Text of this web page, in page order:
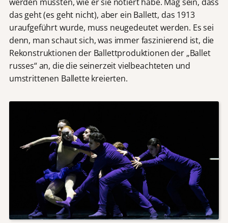
das geht (es geht nicht), aber ein Ballett, das 1913
uraufgeführt wurde, muss neugedeutet werden. Es sei
denn, man schaut sich, was immer faszinierend ist, die
Rekonstruktionen der Ballettproduktionen der „Ballet
russes“ an, die die seinerzeit vielbeachteten und
umstrittenen Ballette kreierten.